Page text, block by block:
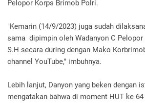
Pelopor Korps Brimob Polri.
"Kemarin (14/9/2023) juga sudah
sama dipimpin oleh Wadanyon C Pelopor
S.H secara during dengan Mako
channel YouTube," imbuhnya.
Lebih lanjut, Danyon yang beken dengan
mengatakan bahwa di moment HUT ke